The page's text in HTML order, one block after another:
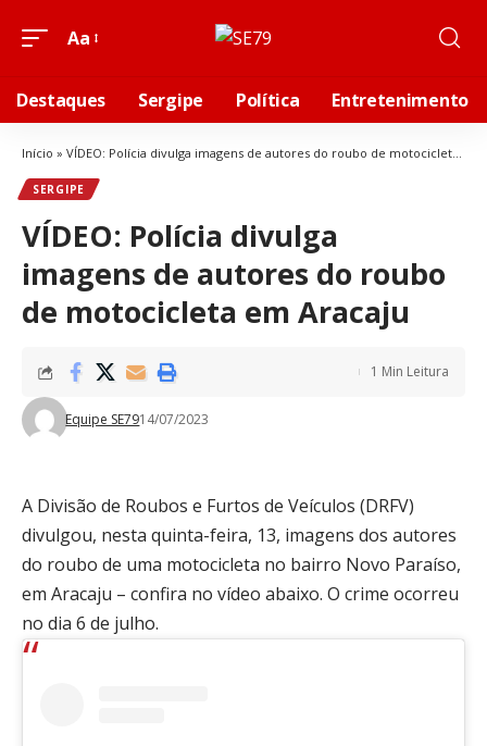
Aa
Destaques Sergipe Política Entretenimento
Início » VÍDEO: Polícia divulga imagens de autores do roubo de motocicleta em Aracaju
SERGIPE
VÍDEO: Polícia divulga
imagens de autores do roubo
de motocicleta em Aracaju
Equipe SE7914/07/2023
1 Min Leitura
A Divisão de Roubos e Furtos de Veículos (DRFV)
divulgou, nesta quinta-feira, 13, imagens dos autores
do roubo de uma motocicleta no bairro Novo Paraíso,
em Aracaju – confira no vídeo abaixo. O crime ocorreu
no dia 6 de julho.